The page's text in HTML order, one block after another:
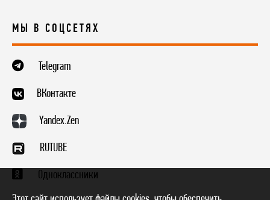
МЫ В СОЦСЕТЯХ
Telegram
ВКонтакте
Yandex.Zen
RUTUBE
Одноклассники